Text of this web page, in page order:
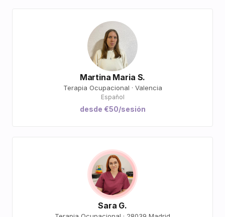
Martina Maria S.
Terapia Ocupacional · Valencia
Español
desde €50/sesión
Sara G.